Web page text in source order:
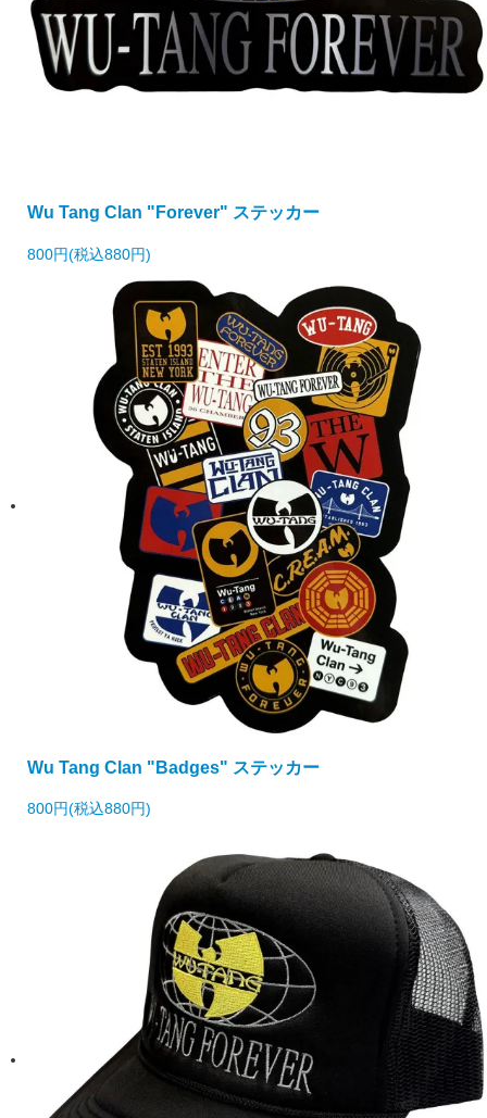
Wu Tang Clan "Forever" ステッカー
800円(税込880円)
Wu Tang Clan "Badges" ステッカー
800円(税込880円)